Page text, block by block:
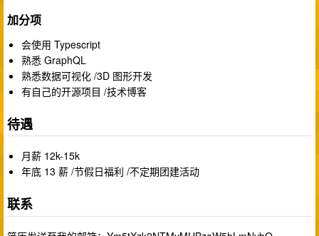
加分项
会使用 Typescript
熟悉 GraphQL
熟悉数据可视化 /3D 图形开发
有自己的开源项目 /技术博客
待遇
月薪 12k-15k
年底 13 薪 /节假日福利 /不定期团建活动
联系